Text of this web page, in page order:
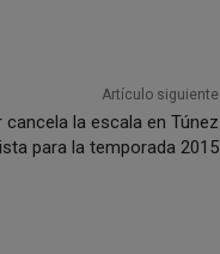
Artículo siguiente
cancela la escala en Túnez
para la temporada 2015